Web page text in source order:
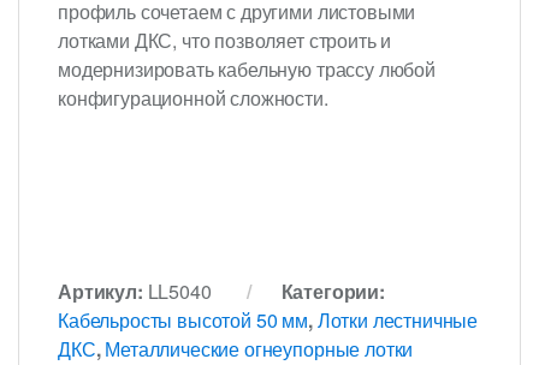
профиль сочетаем с другими листовыми
лотками ДКС, что позволяет строить и
модернизировать кабельную трассу любой
конфигурационной сложности.
Артикул: LL5040
Категории:
Кабельросты высотой 50 мм,Лотки лестничные
ДКС,Металлические огнеупорные лотки